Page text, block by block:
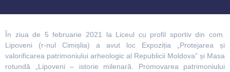
În ziua de 5 februarie 2021 la Liceul cu profil sportiv din com.
Lipoveni (r-nul Cimișlia) a avut loc Expoziția „Protejarea și
valorificarea patrimoniului arheologic al Republicii Moldova” și Masa
rotundă „Lipoveni – istorie milenară. Promovarea patrimoniului